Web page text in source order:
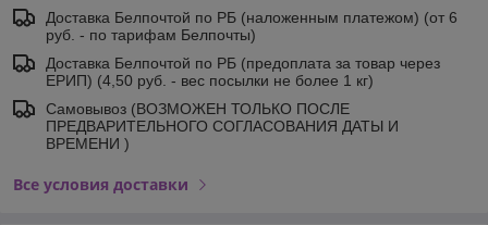
Доставка Белпочтой по РБ (наложенным платежом) (от 6
руб. - по тарифам Белпочты)
Доставка Белпочтой по РБ (предоплата за товар через
ЕРИП) (4,50 руб. - вес посылки не более 1 кг)
Самовывоз (ВОЗМОЖЕН ТОЛЬКО ПОСЛЕ
ПРЕДВАРИТЕЛЬНОГО СОГЛАСОВАНИЯ ДАТЫ И
ВРЕМЕНИ )
Все условия доставки